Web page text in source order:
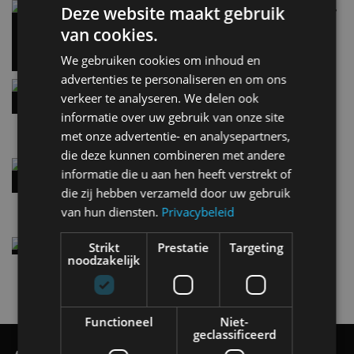
Carbon fibre op je laadkabel: nergens voor nodig,
en precies daarom geweldig
5 aug
Hennessey Blackbird krijgt atmosferische V8 en
handbak: soms is eenvoud leuker
5 aug
per 100 kilometer
4 aug
Elektrische Geely E2 (tijdelijk) net zo goedkoop
als een Renault Twingo
Deze website maakt gebruik
van cookies.
We gebruiken cookies om inhoud en
advertenties te personaliseren en om ons
verkeer te analyseren. We delen ook
informatie over uw gebruik van onze site
met onze advertentie- en analysepartners,
die deze kunnen combineren met andere
informatie die u aan hen heeft verstrekt of
die zij hebben verzameld door uw gebruik
van hun diensten. Privacybeleid
Strikt
noodzakelijk
Prestatie Targeting
Functioneel
Niet-
geclassificeerd